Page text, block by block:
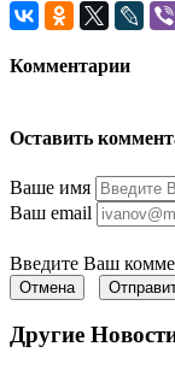
Комментарии
Оставить
Ваше имя
Ваш email
Введите Ваш
Отмена
Другие